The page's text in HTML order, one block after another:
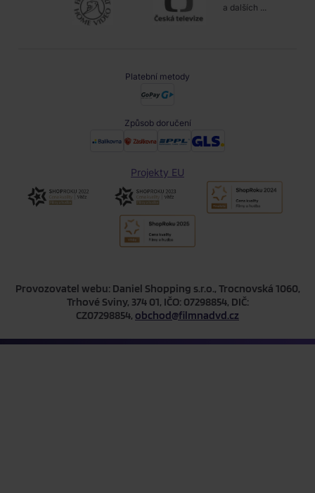
a dalších ...
Platební metody
Způsob doručení
Projekty EU
Provozovatel webu: Daniel Shopping s.r.o., Trocnovská 1060,
Trhové Sviny, 374 01, IČO: 07298854, DIČ:
CZ07298854, obchod@filmnadvd.cz